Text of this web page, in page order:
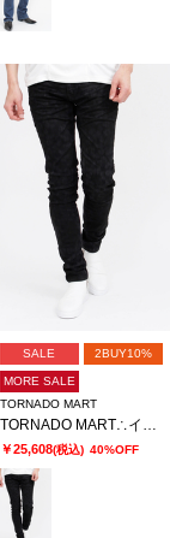
SALE 2BUY10%
MORE SALE
TORNADO MART
TORNADO MART∴インバージョンレオパードスキニーデニム
￥25,608(税込) 40%OFF